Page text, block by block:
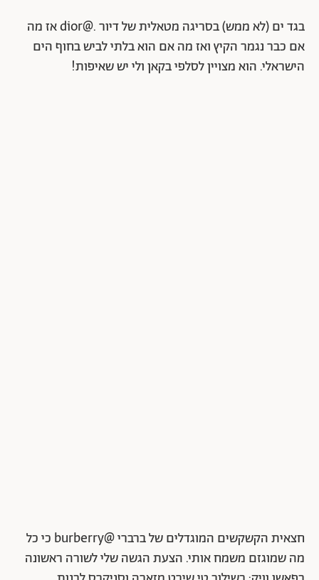
בגד ים (לא ממש) בסריגה מטאלית של דיור .@dior אז מה
אם כבר נגמר הקיץ ואז מה אם הוא בלתי לביש בחוף הים
הישראלי. הוא מצויין לסלפי בקאן ולי יש שאיפות!
חצאית הקשקשים המוגדלים של ברברי @burberry כי כל
מה שמוגזם משמח אותי. הצעת הגשה שלי לשורה ראשונה